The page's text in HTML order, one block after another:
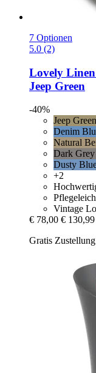
7 Optionen
5.0 (2)
Lovely Linen
Jeep Green
-40%
Jeep Green
Denim
Natural
Dark Grey
Dusty
+2
Vintage
€ 78,00 € 130,99
Gratis